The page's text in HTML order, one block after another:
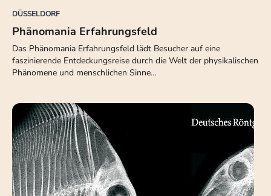
DÜSSELDORF
Phänomania Erfahrungsfeld
Das Phänomania Erfahrungsfeld lädt Besucher auf eine
faszinierende Entdeckungsreise durch die Welt der physikalischen
Phänomene und menschlichen Sinne…